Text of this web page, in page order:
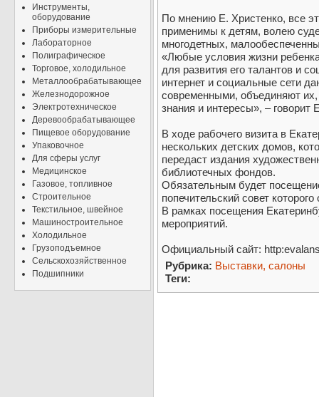
Инструменты,
оборудование
Приборы измерительные
Лабораторное
Полиграфическое
Торговое, холодильное
Металлообрабатывающее
Железнодорожное
Электротехническое
Деревообрабатывающее
Пищевое оборудование
Упаковочное
Для сферы услуг
Медицинское
Газовое, топливное
Строительное
Текстильное, швейное
Машиностроительное
Холодильное
Грузоподъемное
Сельскохозяйственное
Подшипники
По мнению Е. Христенко, все
применимы к детям, волею
многодетных,
«Любые условия жизни
для развития его талантов и
интернет и социальные сети
современными, объединяют их,
знания и интересы», – говорит
В ходе рабочего визита в
нескольких детских домов,
передаст издания
библиотечных фондов.
Обязательным будет
попечительский совет которого
В рамках посещения
мероприятий.
Официальный сайт:
Рубрика: Выставки, салоны
Теги: